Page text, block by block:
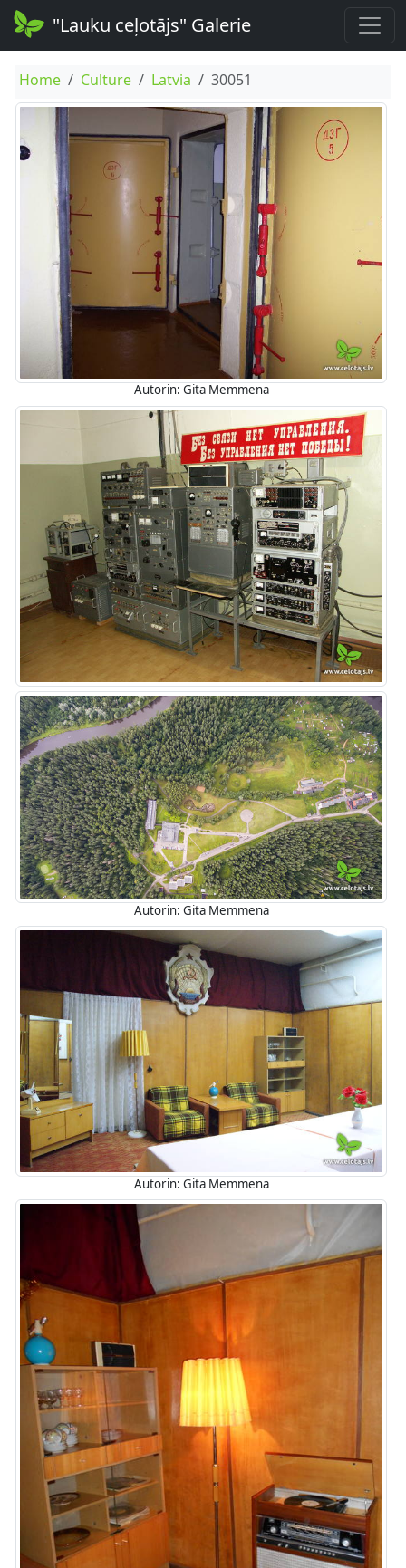
"Lauku ceļotājs" Galerie
Home Culture Latvia 30051
Autorin: Gita Memmena
Autorin: Gita Memmena
Autorin: Gita Memmena